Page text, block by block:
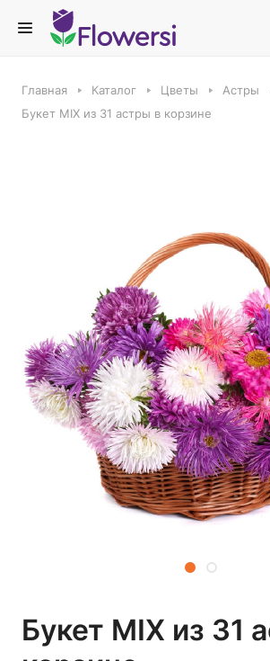
Главная Каталог Цветы
Астры
Букет MIX из 31 астры в корзине
Букет MIX из 31